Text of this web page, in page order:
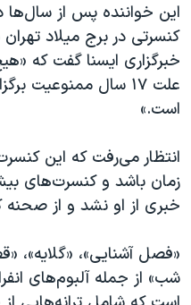
کنسرتی در برج میلاد
خبرگزاری ایسنا گفت که
علت ۱۷ سال ممنوعیت
است.»
انتظار می‌رفت که این
زمان باشد و کنسرت‌های
خبری از او نشد و از صحنه
«فصل آشنایی»،
شب» از جمله آلبوم‌های